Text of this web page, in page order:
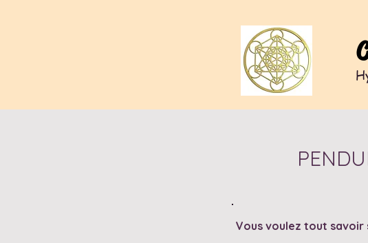
Vous voulez tout savoir